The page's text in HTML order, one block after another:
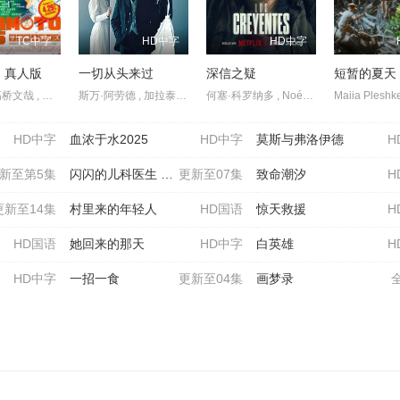
TC中字
真人版
HD中字
一切从头来过
斯万·阿劳德 , 加拉泰亚·贝露琪 , 路易丝·舍维约特 , 艾曼纽·德芙 , Aymeline Alix
HD中字
深信之疑 短暂的夏天
HD中字 HD中字
血浓于水2025 莫斯与弗洛伊德
至第5集 更新至07集
闪闪的儿科医生 第四季 致命潮汐
新至14集 HD国语
村里来的年轻人 惊天救援
HD国语 HD中字
她回来的那天 白英雄
HD中字 更新至04集
一招一食 画梦录